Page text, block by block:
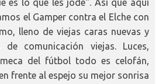
es lo que les jode". Así que aquí
el Gamper contra el Elche con
lleno de viejas caras nuevas y
de comunicación viejas. Luces,
del fútbol todo es celofán,
frente al espejo su mejor sonrisa